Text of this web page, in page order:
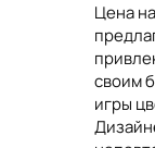
Цена
своим
игры